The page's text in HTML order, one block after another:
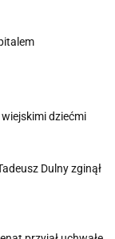
dziećmi
Dulny zginął